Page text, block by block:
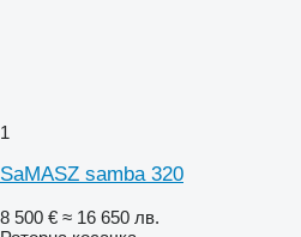
1
SaMASZ samba 320
8 500 € ≈ 16 650 лв.